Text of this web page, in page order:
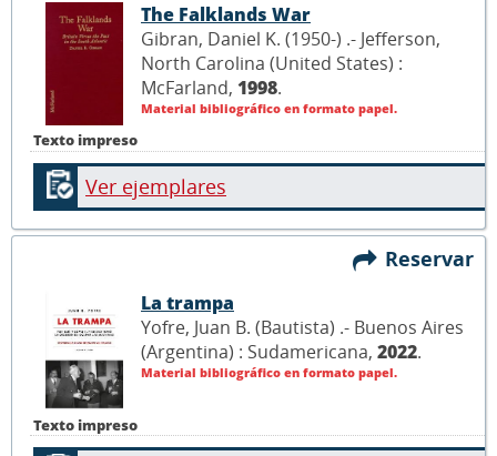
Texto impreso
The Falklands War
Gibran, Daniel K. (1950-) .- Jefferson,
North Carolina (United States) :
McFarland, 1998.
Material bibliográfico en formato papel.
Ver ejemplares
Reservar
Texto impreso
La trampa
Yofre, Juan B. (Bautista) .- Buenos Aires
(Argentina) : Sudamericana, 2022.
Material bibliográfico en formato papel.